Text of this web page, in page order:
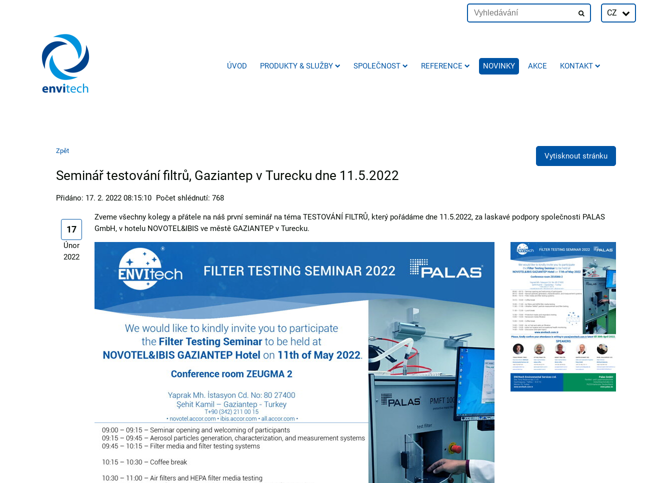
CZ
ÚVOD PRODUKTY & SLUŽBY SPOLEČNOST REFERENCE NOVINKY AKCE KONTAKT
Zpět
Vytisknout stránku
Seminář testování filtrů, Gaziantep v Turecku dne 11.5.2022
Přidáno: 17. 2. 2022 08:15:10 Počet shlédnutí: 768
17
Únor
2022
Zveme všechny kolegy a přátele na náš první seminář na téma TESTOVÁNÍ FILTRŮ, který pořádáme dne 11.5.2022, za laskavé podpory společnosti PALAS
GmbH, v hotelu NOVOTEL&IBIS ve městě GAZIANTEP v Turecku.